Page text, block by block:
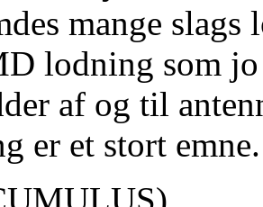
mange
lodning som
af og til
er et stort emne.